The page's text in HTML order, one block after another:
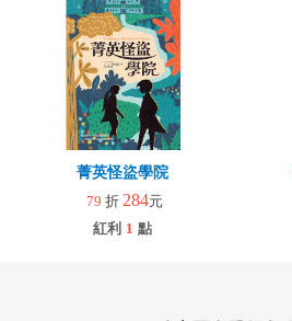
菁英怪盜學院
79 折 284元
紅利 1 點